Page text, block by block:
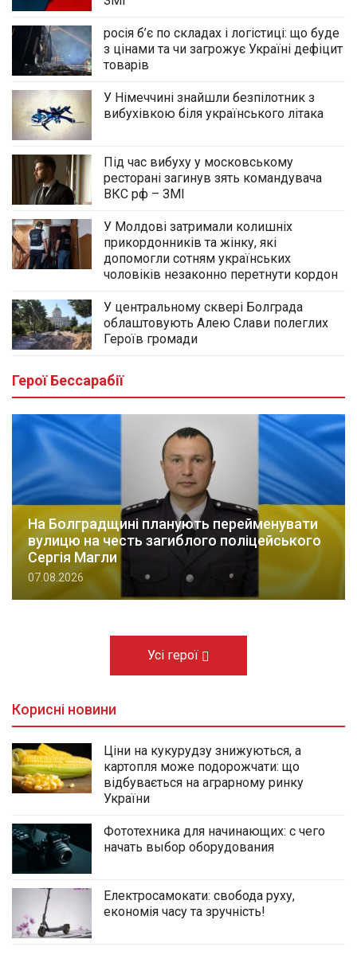
росія б’є по складах і логістиці: що буде
з цінами та чи загрожує Україні дефіцит
товарів
У Німеччині знайшли безпілотник з
вибухівкою біля українського літака
Під час вибуху у московському
ресторані загинув зять командувача
ВКС рф – ЗМІ
У Молдові затримали колишніх
прикордонників та жінку, які
допомогли сотням українських
чоловіків незаконно перетнути кордон
У центральному сквері Болграда
облаштовують Алею Слави полеглих
Героїв громади
Герої Бессарабії
На Болградщині планують перейменувати
вулицю на честь загиблого поліцейського
Сергія Магли
07.08.2026
Усі герої
Корисні новини
Ціни на кукурудзу знижуються, а
картопля може подорожчати: що
відбувається на аграрному ринку
України
Фототехника для начинающих: с чего
начать выбор оборудования
Електросамокати: свобода руху,
економія часу та зручність!